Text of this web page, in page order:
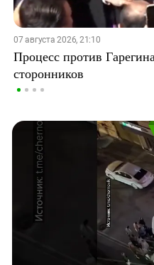
07 августа 2026, 21:10
Процесс против
сторонников